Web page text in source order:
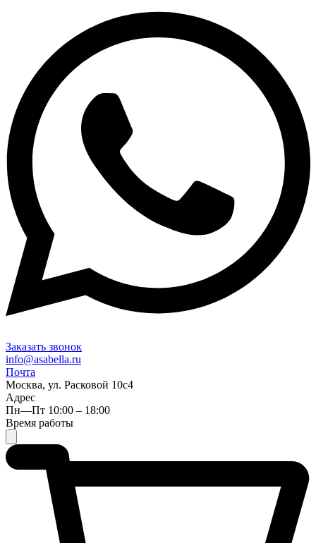
Заказать звонок
info@asabella.ru
Почта
Москва, ул. Расковой 10с4
Адрес
Пн—Пт 10:00 – 18:00
Время работы